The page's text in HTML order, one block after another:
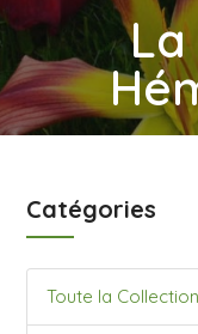
Catégories
Toute la